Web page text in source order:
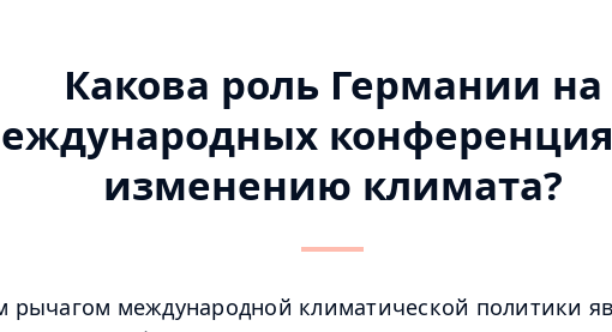
Какова роль Германии на
изменению климата?
рычагом международной климатической политики